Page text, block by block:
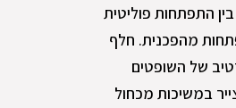
התפתחות פוליטית
מהפכנית. חלף
של השופטים
במשיכות מכחול